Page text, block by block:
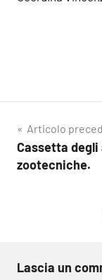
articoli
Articolo
Cassetta
zootecniche.
Lascia un